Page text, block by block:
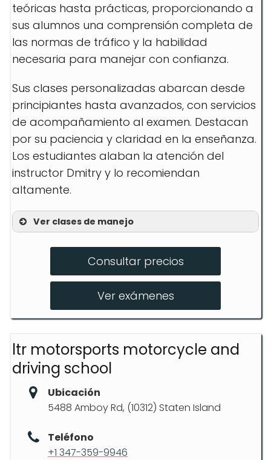
teóricas hasta prácticas, proporcionando a
sus alumnos una comprensión completa de
las normas de tráfico y la habilidad
necesaria para manejar con confianza.
Sus clases personalizadas abarcan desde
principiantes hasta avanzados, con servicios
de acompañamiento al examen. Destacan
por su paciencia y claridad en la enseñanza.
Los estudiantes alaban la atención del
instructor Dmitry y lo recomiendan
altamente.
Ver clases de manejo
Clases avanzadas
Preparación para el examen
Consultar precios
Ver exámenes
ltr motorsports motorcycle and
driving school
Ubicación
5488 Amboy Rd, (10312) Staten Island
Teléfono
+1 347-359-9946